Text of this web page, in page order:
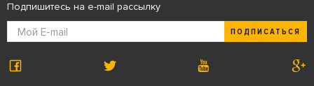
Подпишитесь на e-mail рассылку
ПОДПИСАТЬСЯ